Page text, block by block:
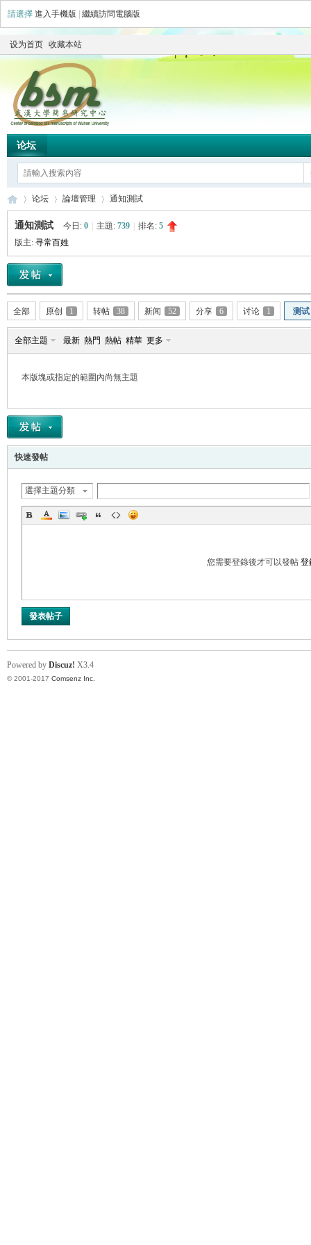
請選擇 進入手機版 繼續訪問電腦版
设为首页 收藏本站
论坛
简 »
论坛
›
論壇管理
›
通知測試
通知測試 今日: 0 主題: 739 排名: 5
版主: 寻常百姓
全部 原创 1 转帖 38 新闻 52 分享 6 讨论 1 测试
全部主題 最新 熱門 熱帖 精華 更多
本版塊或指定的範圍內尚無主題
快速發帖
選擇主題分類
您需要登錄後才可以發帖 登
發表帖子
Powered by Discuz! X3.4
© 2001-2017 Comsenz Inc.